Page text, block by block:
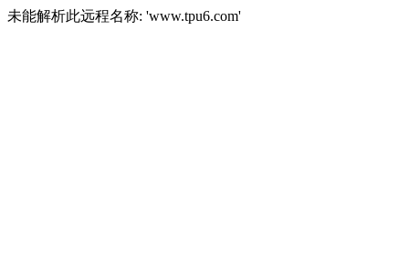
未能解析此远程名称: 'www.tpu6.com'